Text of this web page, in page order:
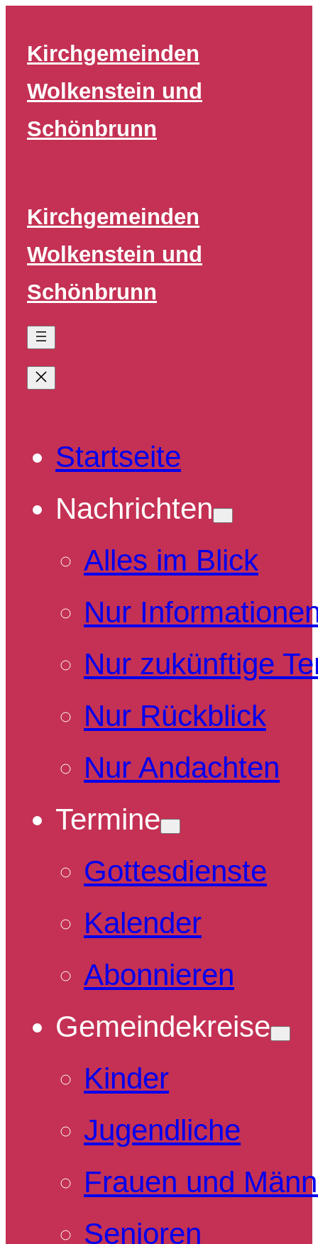
springen
Kirchgemeinden
Wolkenstein und
Schönbrunn
Kirchgemeinden
Wolkenstein und
Schönbrunn
Startseite
Nachrichten
Alles im Blick
Nur
Nur zukünftige
Nur Rückblick
Nur Andachten
Termine
Gottesdienste
Kalender
Abonnieren
Gemeindekreise
Kinder
Jugendliche
Frauen und
Senioren